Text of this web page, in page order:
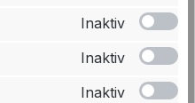
Merkzettel hinzufügen
Inaktiv
Inaktiv
Inaktiv